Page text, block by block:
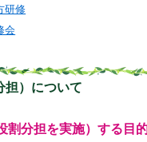
研修
会
担）について
割分担を実施）する目